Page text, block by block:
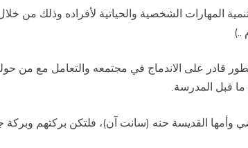
المهارات الشخصية والحياتية لأفراده وذلك من
..)
قادر على الاندماج في مجتمعه والتعامل مع من
قبل المدرسة.
وأمها القديسة حنه (سانت آن)، فلتكن بركتهم